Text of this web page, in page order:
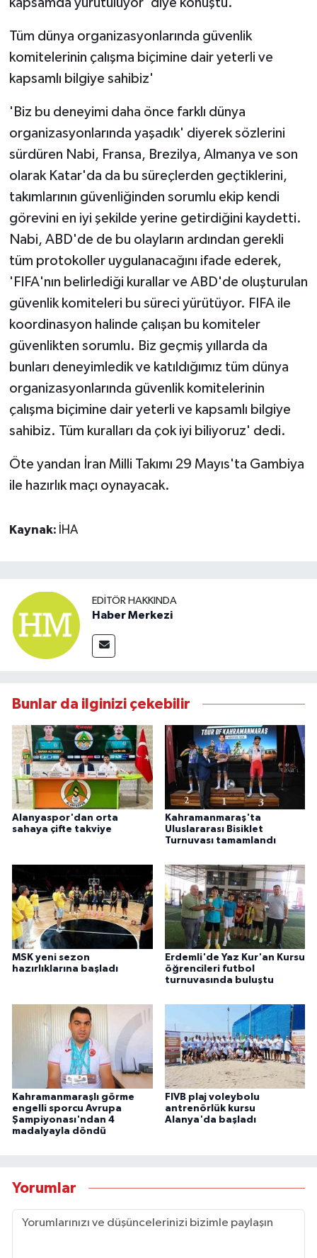
Tüm dünya organizasyonlarında güvenlik
komitelerinin çalışma biçimine dair yeterli ve
kapsamlı bilgiye sahibiz'
'Biz bu deneyimi daha önce farklı dünya
organizasyonlarında yaşadık' diyerek sözlerini
sürdüren Nabi, Fransa, Brezilya, Almanya ve son
olarak Katar'da da bu süreçlerden geçtiklerini,
takımlarının güvenliğinden sorumlu ekip kendi
görevini en iyi şekilde yerine getirdiğini kaydetti.
Nabi, ABD'de de bu olayların ardından gerekli
tüm protokoller uygulanacağını ifade ederek,
'FIFA'nın belirlediği kurallar ve ABD'de oluşturulan
güvenlik komiteleri bu süreci yürütüyor. FIFA ile
koordinasyon halinde çalışan bu komiteler
güvenlikten sorumlu. Biz geçmiş yıllarda da
bunları deneyimledik ve katıldığımız tüm dünya
organizasyonlarında güvenlik komitelerinin
çalışma biçimine dair yeterli ve kapsamlı bilgiye
sahibiz. Tüm kuralları da çok iyi biliyoruz' dedi.
Öte yandan İran Milli Takımı 29 Mayıs'ta Gambiya
ile hazırlık maçı oynayacak.
Kaynak: İHA
EDITÖR HAKKINDA
Haber Merkezi
Bunlar da ilginizi çekebilir
Alanyaspor'dan orta
sahaya çifte takviye
Kahramanmaraş'ta
Uluslararası Bisiklet
Turnuvası tamamlandı
MSK yeni sezon
hazırlıklarına başladı
Erdemli'de Yaz Kur'an Kursu
öğrencileri futbol
turnuvasında buluştu
Kahramanmaraşlı görme
engelli sporcu Avrupa
Şampiyonası'ndan 4
madalyayla döndü
FIVB plaj voleybolu
antrenörlük kursu
Alanya'da başladı
Yorumlar